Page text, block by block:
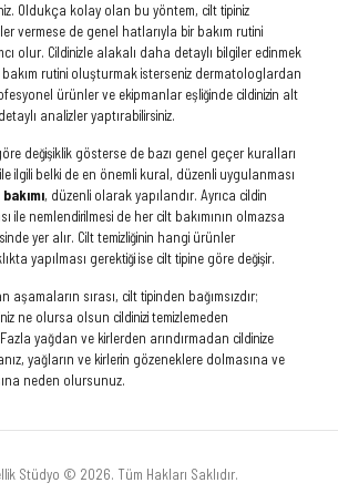
Oldukça kolay olan bu yöntem, cilt tipiniz
vermese de genel hatlarıyla bir bakım rutini
olur. Cildinizle alakalı daha detaylı bilgiler edinmek
rutini oluşturmak isterseniz dermatologlardan
ürünler ve ekipmanlar eşliğinde cildinizin alt
analizler yaptırabilirsiniz.
değişiklik gösterse de bazı genel geçer kuralları
ilgili belki de en önemli kural, düzenli uygulanması
, düzenli olarak yapılandır. Ayrıca cildin
ile nemlendirilmesi de her cilt bakımının olmazsa
yer alır. Cilt temizliğinin hangi ürünler
yapılması gerektiği ise cilt tipine göre değişir.
aşamaların sırası, cilt tipinden bağımsızdır;
ne olursa olsun cildinizi temizlemeden
yağdan ve kirlerden arındırmadan cildinize
yağların ve kirlerin gözeneklere dolmasına ve
neden olursunuz.
Stüdyo © 2026. Tüm Hakları Saklıdır.